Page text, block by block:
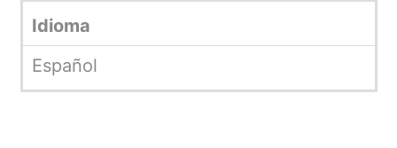
Idioma
Español